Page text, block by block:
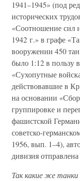
1941–1945» (под
исторических
«Соотношение сил
1942 г.» в графе
вооружении 450
было 1:12 в пользу
«Сухопутные
действовавшие в
на основании
группировке и
фашистской
советско-
1956, вып. 1–4),
дивизия
Так какие же